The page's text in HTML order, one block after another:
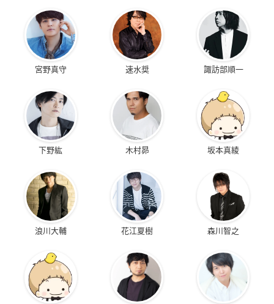
宮野真守 速水奨 諏訪部順一
下野紘 木村昴 坂本真綾
浪川大輔 花江夏樹 森川智之